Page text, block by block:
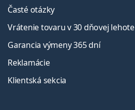
Časté otázky
Vrátenie tovaru v 30 dňovej lehote
Garancia výmeny 365 dní
Reklamácie
Klientská sekcia